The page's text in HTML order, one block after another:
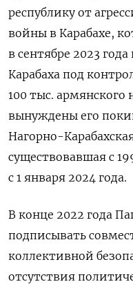
республику от
войны в Карабахе,
в сентябре 2023
Карабаха под
100 тыс. армянского
вынуждены его
Нагорно-
существовавшая с
с 1 января 2024 года.
В конце 2022 года
подписывать
коллективной
отсутствия